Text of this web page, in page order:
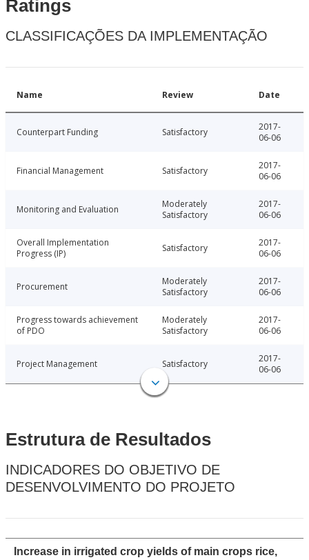
Ratings
CLASSIFICAÇÕES DA IMPLEMENTAÇÃO
Name Review Date
Counterpart Funding Satisfactory
2017-
06-06
Financial Management Satisfactory
2017-
06-06
Monitoring and Evaluation
Moderately
Satisfactory
2017-
06-06
Overall Implementation
Progress (IP)
Satisfactory
2017-
06-06
Procurement
Moderately
Satisfactory
2017-
06-06
Progress towards achievement
of PDO
Moderately
Satisfactory
2017-
06-06
Project Management Satisfactory
2017-
06-06
Estrutura de Resultados
INDICADORES DO OBJETIVO DE
DESENVOLVIMENTO DO PROJETO
Increase in irrigated crop yields of main crops rice,